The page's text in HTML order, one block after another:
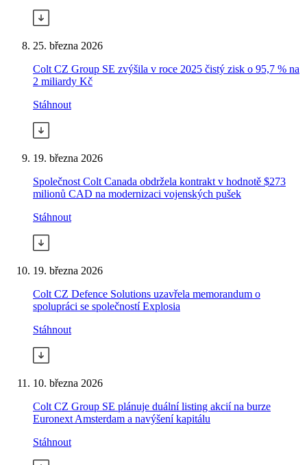
25. března 2026
Colt CZ Group SE zvýšila v roce 2025 čistý zisk o 95,7 % na
2 miliardy Kč
Stáhnout
19. března 2026
Společnost Colt Canada obdržela kontrakt v hodnotě $273
milionů CAD na modernizaci vojenských pušek
Stáhnout
19. března 2026
Colt CZ Defence Solutions uzavřela memorandum o
spolupráci se společností Explosia
Stáhnout
10. března 2026
Colt CZ Group SE plánuje duální listing akcií na burze
Euronext Amsterdam a navýšení kapitálu
Stáhnout